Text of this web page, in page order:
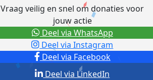
Vraag veilig en snel om donaties voor
jouw actie
Deel via Facebook
Deel via Instagram
Deel via LinkedIn
Deel via WhatsApp